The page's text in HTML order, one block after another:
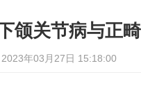
颌关节病与正
年03月27日 15:18:00